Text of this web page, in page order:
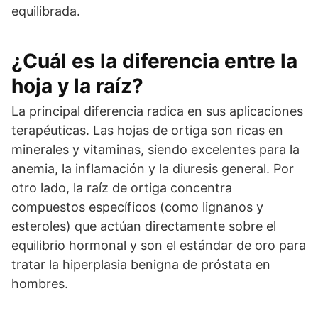
equilibrada.
¿Cuál es la diferencia entre la
hoja y la raíz?
La principal diferencia radica en sus aplicaciones
terapéuticas. Las hojas de ortiga son ricas en
minerales y vitaminas, siendo excelentes para la
anemia, la inflamación y la diuresis general. Por
otro lado, la raíz de ortiga concentra
compuestos específicos (como lignanos y
esteroles) que actúan directamente sobre el
equilibrio hormonal y son el estándar de oro para
tratar la hiperplasia benigna de próstata en
hombres.